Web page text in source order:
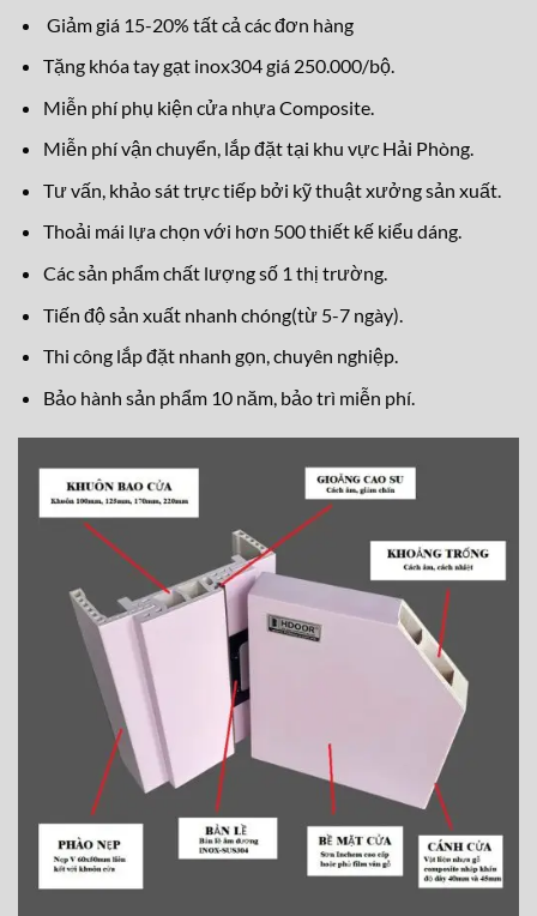
Giảm giá 15-20% tất cả các đơn hàng
Tặng khóa tay gạt inox304 giá 250.000/bộ.
Miễn phí phụ kiện cửa nhựa Composite.
Miễn phí vận chuyển, lắp đặt tại khu vực Hải Phòng.
Tư vấn, khảo sát trực tiếp bởi kỹ thuật xưởng sản xuất.
Thoải mái lựa chọn với hơn 500 thiết kế kiểu dáng.
Các sản phẩm chất lượng số 1 thị trường.
Tiến độ sản xuất nhanh chóng(từ 5-7 ngày).
Thi công lắp đặt nhanh gọn, chuyên nghiệp.
Bảo hành sản phẩm 10 năm, bảo trì miễn phí.